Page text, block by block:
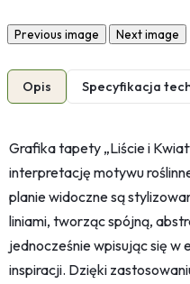
Previous image Next image
Opis Specyfikacja
Grafika tapety „Liście i
interpretację motywu
planie widoczne są
liniami, tworząc spójną,
jednocześnie wpisując się w
inspiracji. Dzięki